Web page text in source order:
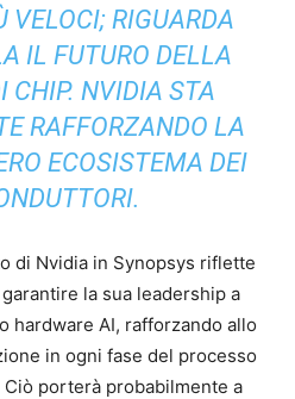
VELOCI; RIGUARDA
IL FUTURO DELLA
CHIP. NVIDIA STA
RAFFORZANDO LA
ECOSISTEMA DEI
di Nvidia in Synopsys riflette
la sua leadership a
hardware AI, rafforzando allo
in ogni fase del processo
porterà probabilmente a